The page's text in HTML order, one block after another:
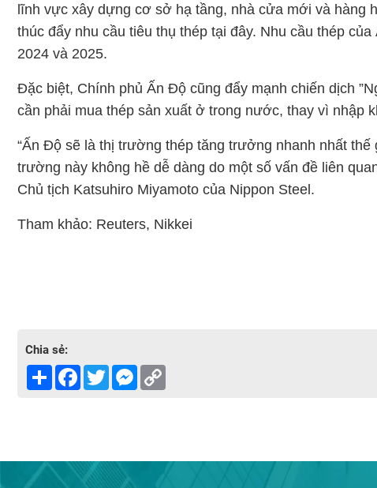
lĩnh vực xây dựng cơ sở hạ tầng, nhà cửa mới và hàng
thúc đẩy nhu cầu tiêu thụ thép tại đây. Nhu cầu thép
2024 và 2025.
Đặc biệt, Chính phủ Ấn Độ cũng đẩy mạnh chiến dịch
cần phải mua thép sản xuất ở trong nước, thay vì nhập
“Ấn Độ sẽ là thị trường thép tăng trưởng nhanh nhất
trường này không hề dễ dàng do một số vấn đề liên
Chủ tịch Katsuhiro Miyamoto của Nippon Steel.
Tham khảo: Reuters, Nikkei
Chia sẻ:
Share Facebook
TwitterMessenger